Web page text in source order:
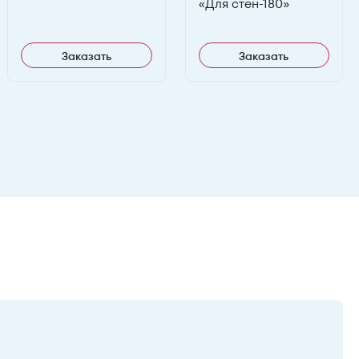
Заказать Заказать